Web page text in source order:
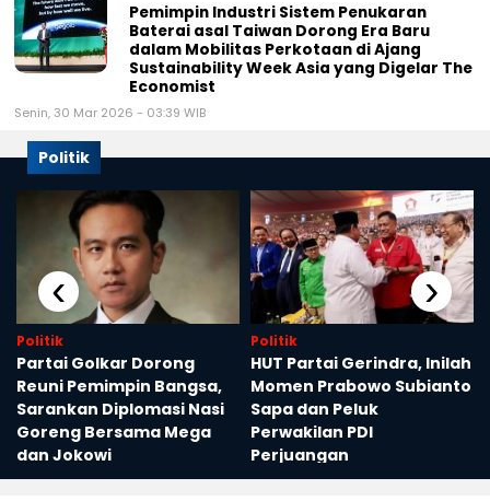
Pemimpin Industri Sistem Penukaran
Baterai asal Taiwan Dorong Era Baru
dalam Mobilitas Perkotaan di Ajang
Sustainability Week Asia yang Digelar The
Economist
Senin, 30 Mar 2026 - 03:39 WIB
Politik
Politik
Partai Golkar Dorong
Reuni Pemimpin Bangsa,
Sarankan Diplomasi Nasi
Goreng Bersama Mega
dan Jokowi
Politik
HUT Partai Gerindra, Inilah
Momen Prabowo Subianto
Sapa dan Peluk
Perwakilan PDI
Perjuangan
‹ ›